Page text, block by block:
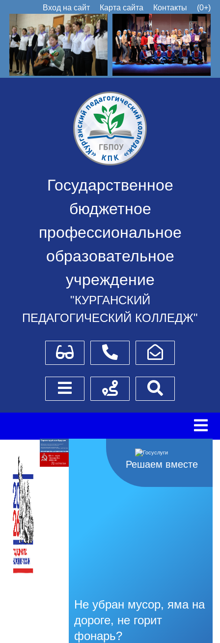
Вход на сайт Карта сайта Контакты (0+)
Государственное
бюджетное
профессиональное
образовательное
учреждение
"КУРГАНСКИЙ
ПЕДАГОГИЧЕСКИЙ КОЛЛЕДЖ"
Для слабовидящихТелефоныНаписать обращение
Боковое менюСхема проезда
Решаем вместе
Не убран мусор, яма на
дороге, не горит
фонарь?